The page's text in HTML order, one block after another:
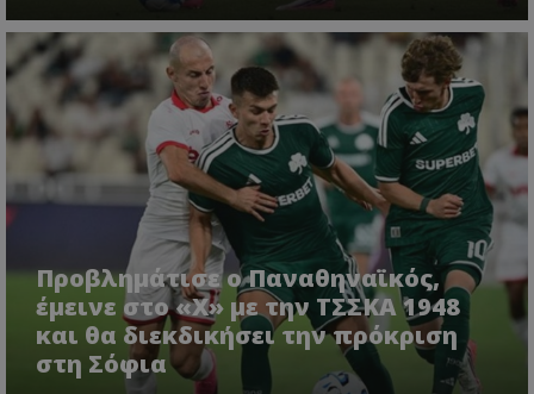
Προβλημάτισε ο Παναθηναϊκός,
έμεινε στο «Χ» με την ΤΣΣΚΑ 1948
και θα διεκδικήσει την πρόκριση
στη Σόφια